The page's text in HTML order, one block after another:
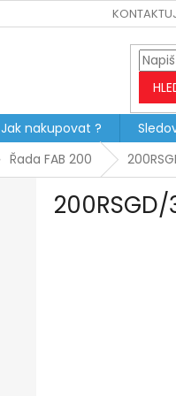
Jak nakupovat ?
Řada FAB 200